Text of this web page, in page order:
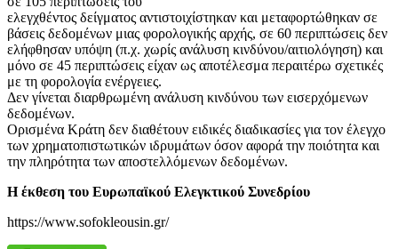
ελεγχθέντος δείγματος αντιστοιχίστηκαν και μεταφορτώθηκαν σε
βάσεις δεδομένων μιας φορολογικής αρχής, σε 60 περιπτώσεις δεν
ελήφθησαν υπόψη (π.χ. χωρίς ανάλυση κινδύνου/αιτιολόγηση) και
μόνο σε 45 περιπτώσεις είχαν ως αποτέλεσμα περαιτέρω σχετικές
με τη φορολογία ενέργειες.
Δεν γίνεται διαρθρωμένη ανάλυση κινδύνου των εισερχόμενων
δεδομένων.
Ορισμένα Κράτη δεν διαθέτουν ειδικές διαδικασίες για τον έλεγχο
των χρηματοπιστωτικών ιδρυμάτων όσον αφορά την ποιότητα και
την πληρότητα των αποστελλόμενων δεδομένων.
Η έκθεση του Ευρωπαϊκού Ελεγκτικού Συνεδρίου
https://www.sofokleousin.gr/